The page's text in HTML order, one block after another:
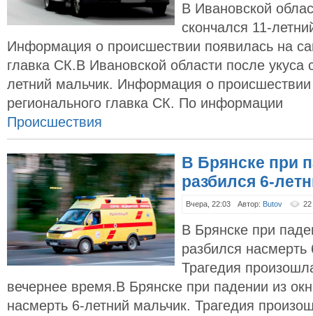
В Ивановской
скончался 11-
Информация о происшествии появилась на
главка СК.В Ивановской области после укуса
летний мальчик. Информация о происшествии
регионального главка СК. По информации
Происшествия
В Брянске при
разбился 6-
Вчера, 22:03 Автор: Butov 22
В Брянске при
разбился насмерть
Трагедия
вечернее время.В Брянске при падении из
насмерть 6-летний мальчик. Трагедия